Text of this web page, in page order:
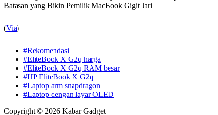
(Via)
#Rekomendasi
#EliteBook X G2q harga
#EliteBook X G2q RAM besar
#HP EliteBook X G2q
#Laptop arm snapdragon
#Laptop dengan layar OLED
Copyright © 2026 Kabar Gadget